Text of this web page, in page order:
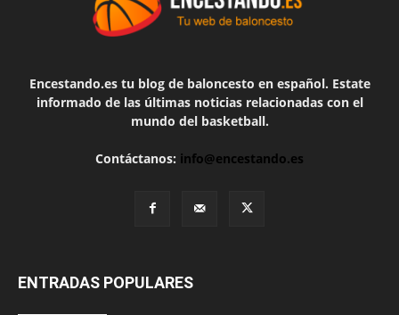
Encestando.es tu blog de baloncesto en español. Estate
informado de las últimas noticias relacionadas con el
mundo del basketball.
Contáctanos: info@encestando.es
ENTRADAS POPULARES